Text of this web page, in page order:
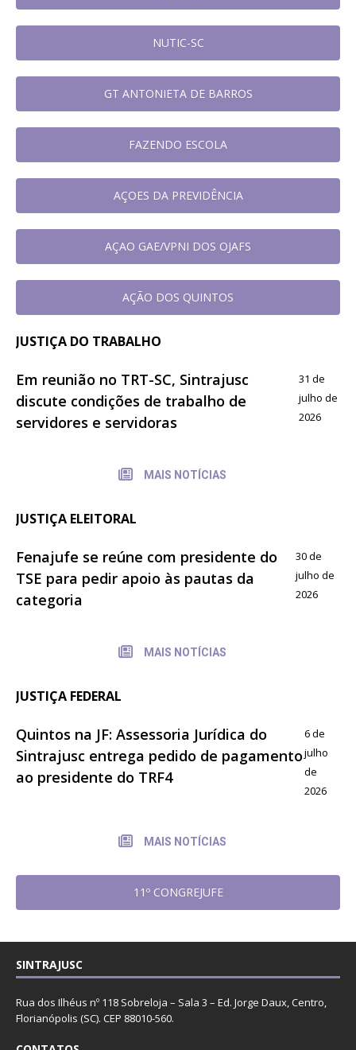
NUTIC-SC
GT ANTONIETA DE BARROS
FAZENDO ESCOLA
AÇOES DA PREVIDÊNCIA
AÇAO GAE/VPNI DOS OJAFS
AÇÃO DOS QUINTOS
JUSTIÇA DO TRABALHO
Em reunião no TRT-SC, Sintrajusc
discute condições de trabalho de
servidores e servidoras
31 de
julho de
2026
MAIS NOTÍCIAS
JUSTIÇA ELEITORAL
Fenajufe se reúne com presidente do
TSE para pedir apoio às pautas da
categoria
30 de
julho de
2026
MAIS NOTÍCIAS
JUSTIÇA FEDERAL
Quintos na JF: Assessoria Jurídica do
Sintrajusc entrega pedido de pagamento
ao presidente do TRF4
6 de
julho
de
2026
MAIS NOTÍCIAS
11º CONGREJUFE
SINTRAJUSC
Rua dos Ilhéus nº 118 Sobreloja – Sala 3 – Ed. Jorge Daux, Centro,
Florianópolis (SC). CEP 88010-560.